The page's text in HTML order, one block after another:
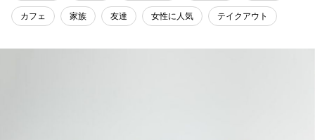
カフェ 家族 友達 女性に人気 テイクアウト